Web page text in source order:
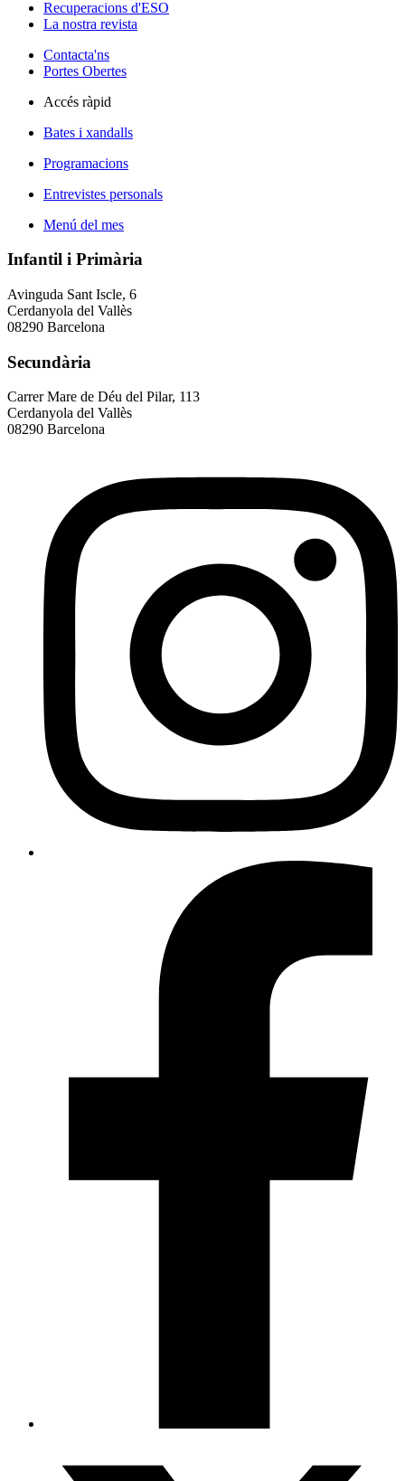
Recuperacions d'ESO
La nostra revista
Contacta'ns
Portes Obertes
Accés ràpid
Bates i xandalls
Programacions
Entrevistes personals
Menú del mes
Infantil i Primària
Avinguda Sant Iscle, 6
Cerdanyola del Vallès
08290 Barcelona
Secundària
Carrer Mare de Déu del Pilar, 113
Cerdanyola del Vallès
08290 Barcelona